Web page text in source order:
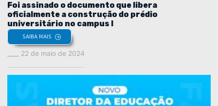
Foi assinado o documento que libera
oficialmente a construção do prédio
universitário no campus I
SAIBA MAIS
22 de maio de 2024